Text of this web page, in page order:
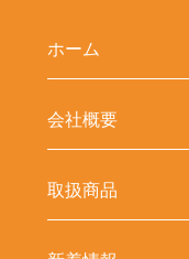
ホーム
会社概要
取扱商品